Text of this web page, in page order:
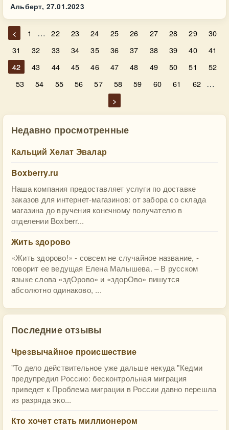
Альберт, 27.01.2023
< 1 … 22 23 24 25 26 27 28 29
30
31
32 33 34 35 36 37 38 39 40
41
42
43 44 45 46 47 48 49 50 51
52
53
54 55 56 57 58 59 60 61 62 …
>
Недавно просмотренные
Кальций Хелат Эвалар
Boxberry.ru
Наша компания предоставляет услуги по доставке
заказов для интернет-магазинов: от забора со склада
магазина до вручения конечному получателю в
отделении Boxberr...
Жить здорово
«Жить здорово!» - совсем не случайное название, -
говорит ее ведущая Елена Малышева. – В русском
языке слова «здОрово» и «здорОво» пишутся
абсолютно одинаково, ...
Последние отзывы
Чрезвычайное происшествие
"То дело действительное уже дальше некуда "Кедми
предупредил Россию: бесконтрольная миграция
приведет к Проблема миграции в России давно перешла
из разряда эко...
Кто хочет стать миллионером